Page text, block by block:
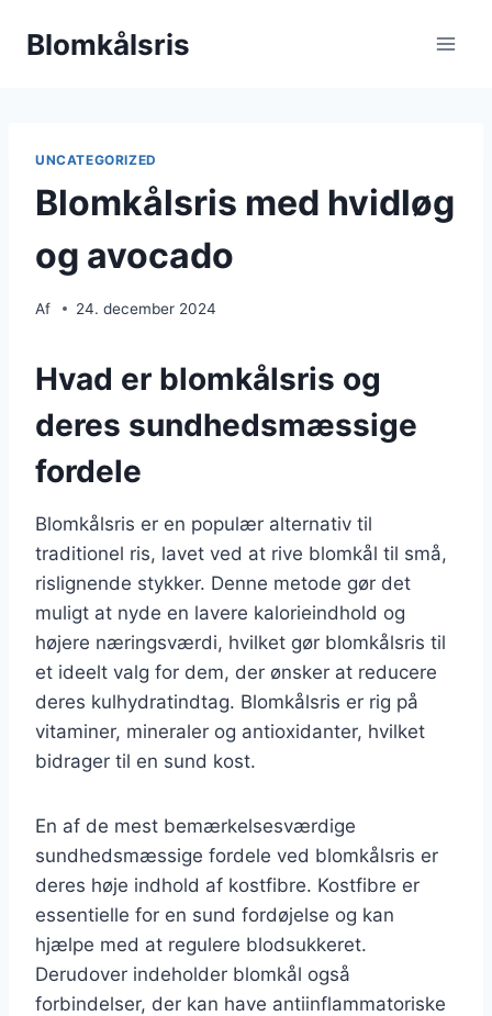
Blomkålsris
UNCATEGORIZED
Blomkålsris med hvidløg
og avocado
Af 24. december 2024
Hvad er blomkålsris og
deres sundhedsmæssige
fordele
Blomkålsris er en populær alternativ til
traditionel ris, lavet ved at rive blomkål til små,
rislignende stykker. Denne metode gør det
muligt at nyde en lavere kalorieindhold og
højere næringsværdi, hvilket gør blomkålsris til
et ideelt valg for dem, der ønsker at reducere
deres kulhydratindtag. Blomkålsris er rig på
vitaminer, mineraler og antioxidanter, hvilket
bidrager til en sund kost.
En af de mest bemærkelsesværdige
sundhedsmæssige fordele ved blomkålsris er
deres høje indhold af kostfibre. Kostfibre er
essentielle for en sund fordøjelse og kan
hjælpe med at regulere blodsukkeret.
Derudover indeholder blomkål også
forbindelser, der kan have antiinflammatoriske